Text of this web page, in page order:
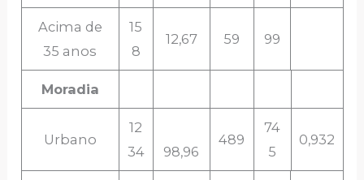
Acima de
35 anos
15
8
12,67 59 99
Moradia
Urbano
12
34
98,96
489
74
5
0,932